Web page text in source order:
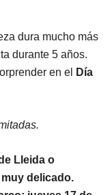
dura mucho más
durante 5 años.
en el
Día
Lleida o
delicado.